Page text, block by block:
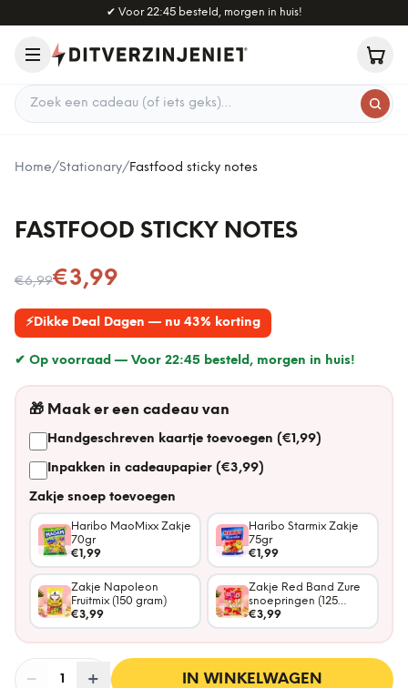
Naar hoofdinhoud
✔ Voor 22:45 besteld, morgen in huis!
Zoek een cadeau
Home/Stationary/Fastfood sticky notes
FASTFOOD STICKY NOTES
€6,99
Nu voor
€3,99
⚡Dikke Deal Dagen — nu 43% korting
✔ Op voorraad — Voor 22:45 besteld, morgen in huis!
🎁 Maak er een cadeau van
Handgeschreven kaartje toevoegen (€1,99)
Inpakken in cadeaupapier (€3,99)
Zakje snoep toevoegen
Haribo MaoMixx Zakje
70gr
€1,99
Haribo Starmix Zakje
75gr
€1,99
Zakje Napoleon
Fruitmix (150 gram)
€3,99
Zakje Red Band Zure
snoepringen (125
gram)
€3,99
− Aantal
1 + IN WINKELWAGEN